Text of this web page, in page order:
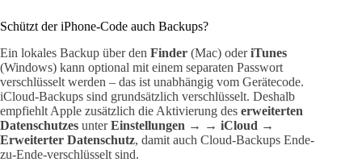
Schützt der iPhone-Code auch Backups?
Ein lokales Backup über den Finder (Mac) oderiTunes
(Windows) kann optional mit einem separaten Passwort
verschlüsselt werden – das ist unabhängig vom Gerätecode.
iCloud-Backups sind grundsätzlich verschlüsselt. Deshalb
empfiehlt Apple zusätzlich die Aktivierung des erweiterten
Datenschutzes unterEinstellungen → → iCloud →
Erweiterter Datenschutz, damit auch Cloud-Backups Ende-
zu-Ende-verschlüsselt sind.